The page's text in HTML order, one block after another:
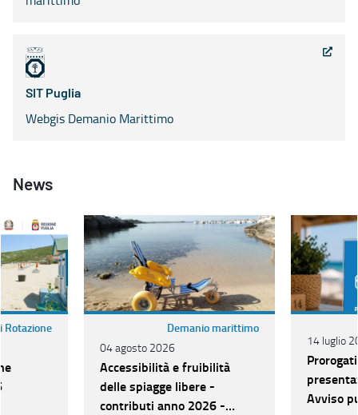
SIT Puglia
Webgis Demanio Marittimo
News
Rotazione
Demanio marittimo
04 agosto 2026
Accessibilità e fruibilità
delle spiagge libere -
contributi anno 2026 -
14 luglio
Avviso